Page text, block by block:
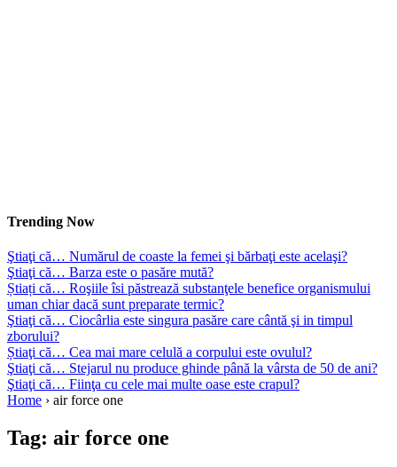
Trending Now
Ştiaţi că… Numărul de coaste la femei şi bărbaţi este acelaşi?
Ştiaţi că… Barza este o pasăre mută?
Știați că… Roşiile îsi păstrează substanţele benefice organismului
uman chiar dacă sunt preparate termic?
Ştiaţi că… Ciocârlia este singura pasăre care cântă şi in timpul
zborului?
Știaţi că… Cea mai mare celulă a corpului este ovulul?
Ştiaţi că… Stejarul nu produce ghinde până la vârsta de 50 de ani?
Ştiaţi că… Fiinţa cu cele mai multe oase este crapul?
Home › air force one
Tag: air force one